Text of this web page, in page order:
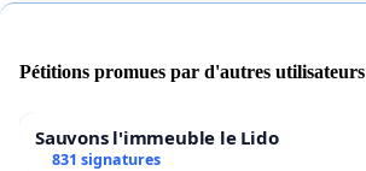
Pétitions promues par d'autres utilisateurs
Sauvons l'immeuble le Lido
831 signatures